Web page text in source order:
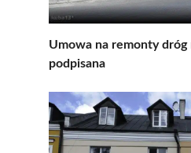
Umowa na remonty
podpisana